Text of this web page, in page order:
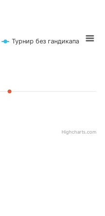
Турнир без гандикапа
Highcharts.com